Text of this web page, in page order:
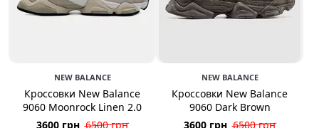
NEW BALANCE
Кроссовки New Balance
9060 Moonrock Linen 2.0
3600 грн 6500 грн
NEW BALANCE
Кроссовки New Balance
9060 Dark Brown
3600 грн 6500 грн